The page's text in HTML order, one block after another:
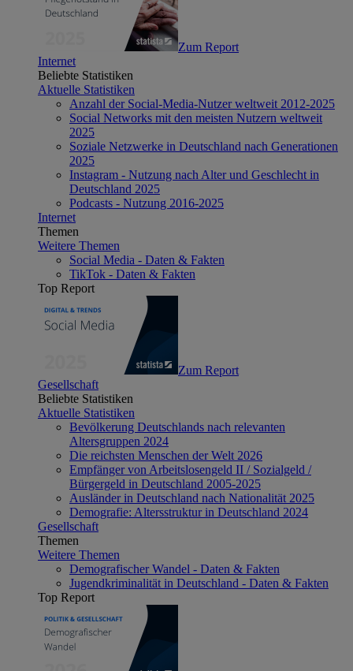
Zum Report
Internet
Beliebte Statistiken
Aktuelle Statistiken
Anzahl der Social-Media-Nutzer weltweit 2012-2025
Social Networks mit den meisten Nutzern weltweit
2025
Soziale Netzwerke in Deutschland nach Generationen
2025
Instagram - Nutzung nach Alter und Geschlecht in
Deutschland 2025
Podcasts - Nutzung 2016-2025
Internet
Themen
Weitere Themen
Social Media - Daten & Fakten
TikTok - Daten & Fakten
Top Report
Zum Report
Gesellschaft
Beliebte Statistiken
Aktuelle Statistiken
Bevölkerung Deutschlands nach relevanten
Altersgruppen 2024
Die reichsten Menschen der Welt 2026
Empfänger von Arbeitslosengeld II / Sozialgeld /
Bürgergeld in Deutschland 2005-2025
Ausländer in Deutschland nach Nationalität 2025
Demografie: Altersstruktur in Deutschland 2024
Gesellschaft
Themen
Weitere Themen
Demografischer Wandel - Daten & Fakten
Jugendkriminalität in Deutschland - Daten & Fakten
Top Report